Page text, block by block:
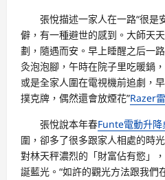
張悅描述一家人在一路“很是
僻，有一種避世的感到。大師天
劃，隨遇而安。早上睡醒之后一
灸泡泡腳，午時在院子里吃暖鍋
或是全家人圍在電視機前追劇，
撲克牌，偶然還會放煙花”Razer
張悅說本年春Funte電動升降
圍，卻多了很多跟家人相處的時
對林天秤濃烈的「財富佔有慾」
誕藍光。“如許的觀光方法跟我們